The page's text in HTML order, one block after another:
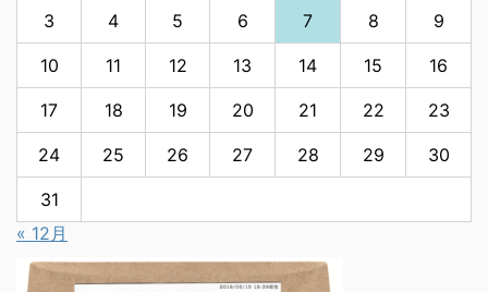
3 4 5 6 7 8 9
10 11 12 13 14 15 16
17 18 19 20 21 22 23
24 25 26 27 28 29 30
31
« 12月